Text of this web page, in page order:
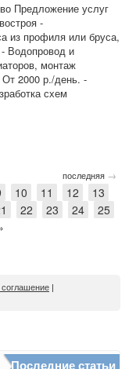
Предложение услуг
-
из профиля или бруса,
Водопровод и
монтаж
2000 р./день. -
схем
последняя →
10 11 12
13
22 23 24
25
соглашение |
Последние статьи